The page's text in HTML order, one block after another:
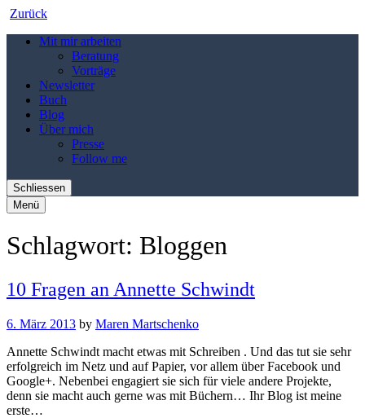
Zurück
Mit mir arbeiten
Beratung
Vorträge
Newsletter
Buch
Blog
Über mich
Presse
Follow me
Schliessen
Menü
Schlagwort: Bloggen
10 Fragen an Annette Schwindt
6. März 2013 by Maren Martschenko
Annette Schwindt macht etwas mit Schreiben . Und das tut sie sehr
erfolgreich im Netz und auf Papier, vor allem über Facebook und
Google+. Nebenbei engagiert sie sich für viele andere Projekte,
denn sie macht auch gerne was mit Büchern… Ihr Blog ist meine
erste…